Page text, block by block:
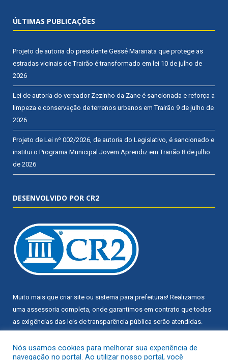
ÚLTIMAS PUBLICAÇÕES
Projeto de autoria do presidente Gessé Maranata que protege as
estradas vicinais de Trairão é transformado em lei 10 de julho de
2026
Lei de autoria do vereador Zezinho da Zane é sancionada e reforça a
limpeza e conservação de terrenos urbanos em Trairão 9 de julho de
2026
Projeto de Lei nº 002/2026, de autoria do Legislativo, é sancionado e
institui o Programa Municipal Jovem Aprendiz em Trairão 8 de julho
de 2026
DESENVOLVIDO POR CR2
Muito mais que criar site ou sistema para prefeituras! Realizamos
uma assessoria completa, onde garantimos em contrato que todas
as exigências das leis de transparência pública serão atendidas.
Conheça oPNTPe oRadar da Transparência Pública
Nós usamos cookies para melhorar sua experiência de
navegação no portal. Ao utilizar nosso portal, você